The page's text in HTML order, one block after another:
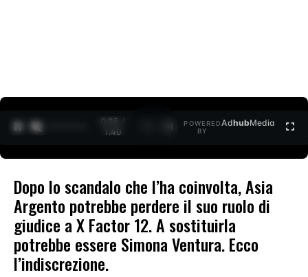
0:26 /
1:40
POWERED
BY
AdhubMedia
Dopo lo scandalo che l’ha coinvolta, Asia
Argento potrebbe perdere il suo ruolo di
giudice a X Factor 12. A sostituirla
potrebbe essere Simona Ventura. Ecco
l’indiscrezione.